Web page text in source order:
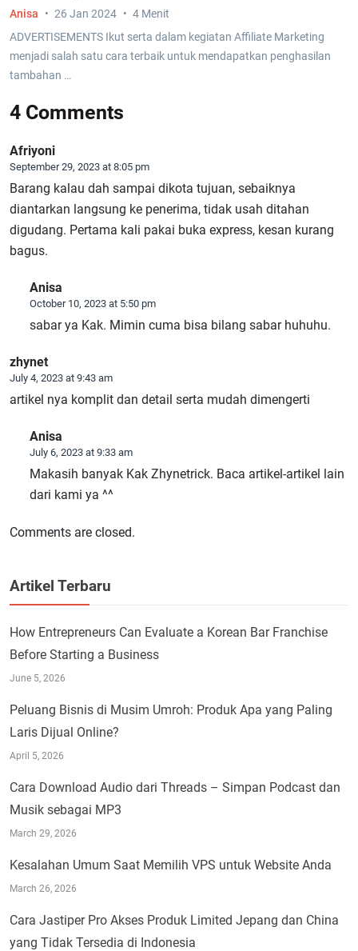
ADVERTISEMENTS Ikut serta dalam kegiatan Affiliate Marketing
menjadi salah satu cara terbaik untuk mendapatkan penghasilan
tambahan …
Anisa 26 Jan 2024 4 Menit
4 Comments
Afriyoni
September 29, 2023 at 8:05 pm
Barang kalau dah sampai dikota tujuan, sebaiknya
diantarkan langsung ke penerima, tidak usah ditahan
digudang. Pertama kali pakai buka express, kesan kurang
bagus.
Anisa
October 10, 2023 at 5:50 pm
sabar ya Kak. Mimin cuma bisa bilang sabar huhuhu.
zhynet
July 4, 2023 at 9:43 am
artikel nya komplit dan detail serta mudah dimengerti
Anisa
July 6, 2023 at 9:33 am
Makasih banyak Kak Zhynetrick. Baca artikel-artikel lain
dari kami ya ^^
Comments are closed.
Artikel Terbaru
How Entrepreneurs Can Evaluate a Korean Bar Franchise
Before Starting a Business
June 5, 2026
Peluang Bisnis di Musim Umroh: Produk Apa yang Paling
Laris Dijual Online?
April 5, 2026
Cara Download Audio dari Threads – Simpan Podcast dan
Musik sebagai MP3
March 29, 2026
Kesalahan Umum Saat Memilih VPS untuk Website Anda
March 26, 2026
Cara Jastiper Pro Akses Produk Limited Jepang dan China
yang Tidak Tersedia di Indonesia